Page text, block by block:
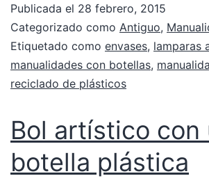
Publicada el 28 febrero, 2015
Categorizado como Antiguo,
Etiquetado como envases, lamparas
manualidades con botellas,
reciclado de plásticos
Bol artístico con
botella plástica